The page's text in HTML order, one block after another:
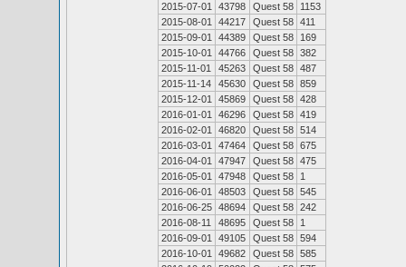
2015-07-01
43798 Quest 58
1153
2015-08-01
44217 Quest 58 411
2015-09-01
44389 Quest 58
169
2015-10-01
44766 Quest 58 382
2015-11-01
45263 Quest 58 487
2015-11-14
45630 Quest 58 859
2015-12-01
45869 Quest 58 428
2016-01-01
46296 Quest 58 419
2016-02-01
46820 Quest 58 514
2016-03-01
47464 Quest 58 675
2016-04-01
47947 Quest 58 475
2016-05-01
47948 Quest 58
1
2016-06-01
48503 Quest 58 545
2016-06-25 48694 Quest 58 242
2016-08-11
48695 Quest 58
1
2016-09-01
49105 Quest 58 594
2016-10-01
49682 Quest 58 585